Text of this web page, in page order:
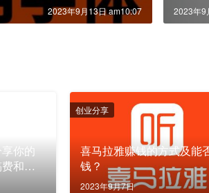
2023年9月13日 am10:07 2023年9
你的
和广
喜马拉雅赚钱的方式及能
钱？
2023年9月7日
创业分享